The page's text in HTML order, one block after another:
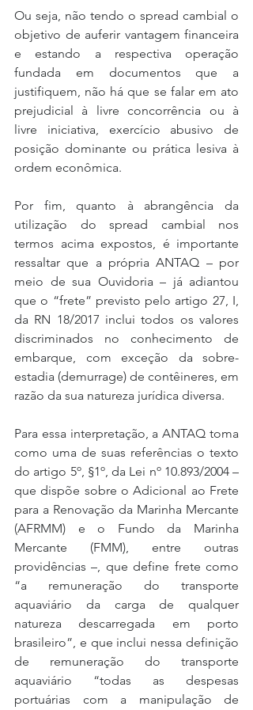
Ou seja, não tendo o spread cambial o
objetivo de auferir vantagem financeira
e estando a respectiva operação
fundada em documentos que a
justifiquem, não há que se falar em ato
prejudicial à livre concorrência ou à
livre iniciativa, exercício abusivo de
posição dominante ou prática lesiva à
ordem econômica.
Por fim, quanto à abrangência da
utilização do spread cambial nos
termos acima expostos, é importante
ressaltar que a própria ANTAQ – por
meio de sua Ouvidoria – já adiantou
que o “frete” previsto pelo artigo 27, I,
da RN 18/2017 inclui todos os valores
discriminados no conhecimento de
embarque, com exceção da sobre-
estadia (demurrage) de contêineres, em
razão da sua natureza jurídica diversa.
Para essa interpretação, a ANTAQ toma
como uma de suas referências o texto
do artigo 5º, §1º, da Lei nº 10.893/2004 –
que dispõe sobre o Adicional ao Frete
para a Renovação da Marinha Mercante
(AFRMM) e o Fundo da Marinha
Mercante (FMM), entre outras
providências –, que define frete como
“a remuneração do transporte
aquaviário da carga de qualquer
natureza descarregada em porto
brasileiro”, e que inclui nessa definição
de remuneração do transporte
aquaviário “todas as despesas
portuárias com a manipulação de